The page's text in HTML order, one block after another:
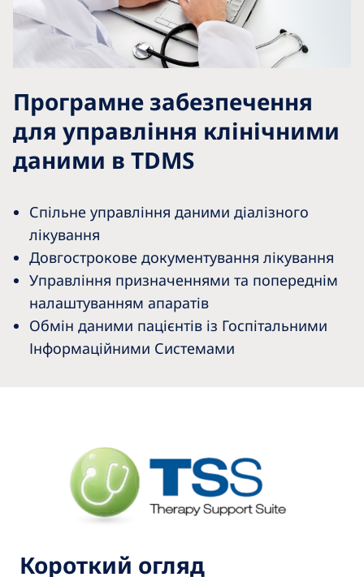
Програмне забезпечення
для управління клінічними
даними в TDMS
Спільне управління даними діалізного
лікування
Довгострокове документування лікування
Управління призначеннями та попереднім
налаштуванням апаратів
Обмін даними пацієнтів із Госпітальними
Інформаційними Системами
Короткий огляд